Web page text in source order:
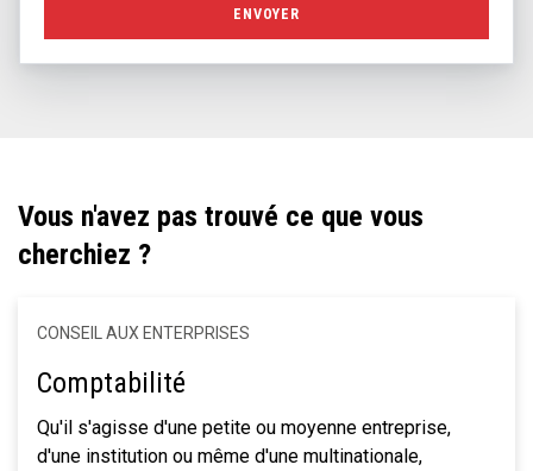
Vous n'avez pas trouvé ce que vous
cherchiez ?
CONSEIL AUX ENTERPRISES
Comptabilité
Qu'il s'agisse d'une petite ou moyenne entreprise,
d'une institution ou même d'une multinationale,